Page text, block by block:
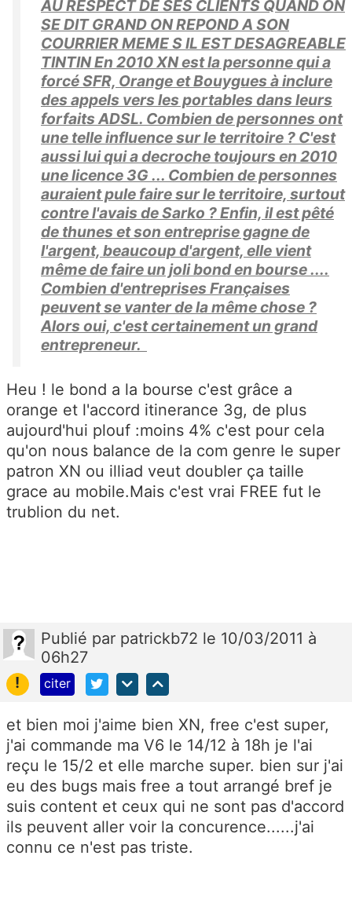
AU RESPECT DE SES CLIENTS QUAND ON
SE DIT GRAND ON REPOND A SON
COURRIER MEME S IL EST DESAGREABLE
TINTIN En 2010 XN est la personne qui a
forcé SFR, Orange et Bouygues à inclure
des appels vers les portables dans leurs
forfaits ADSL. Combien de personnes ont
une telle influence sur le territoire ? C'est
aussi lui qui a decroche toujours en 2010
une licence 3G ... Combien de personnes
auraient pule faire sur le territoire, surtout
contre l'avais de Sarko ? Enfin, il est pêté
de thunes et son entreprise gagne de
l'argent, beaucoup d'argent, elle vient
même de faire un joli bond en bourse ....
Combien d'entreprises Françaises
peuvent se vanter de la même chose ?
Alors oui, c'est certainement un grand
entrepreneur.
Heu ! le bond a la bourse c'est grâce a
orange et l'accord itinerance 3g, de plus
aujourd'hui plouf :moins 4% c'est pour cela
qu'on nous balance de la com genre le super
patron XN ou illiad veut doubler ça taille
grace au mobile.Mais c'est vrai FREE fut le
trublion du net.
Publié par patrickb72 le 10/03/2011 à
06h27
!
citer
et bien moi j'aime bien XN, free c'est super,
j'ai commande ma V6 le 14/12 à 18h je l'ai
reçu le 15/2 et elle marche super. bien sur j'ai
eu des bugs mais free a tout arrangé bref je
suis content et ceux qui ne sont pas d'accord
ils peuvent aller voir la concurence......j'ai
connu ce n'est pas triste.